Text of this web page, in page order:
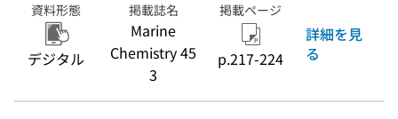
資料形態
デジタル
掲載誌名
Marine
Chemistry 45
3
掲載ページ
p.217-224
詳細を見
る